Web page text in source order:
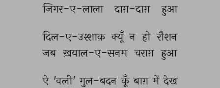
जिगर-ए-लाला
दाग़-दाग़ हुआ
दिल-ए-उश्शाक़ क्यूँ न हो रौशन
जब ख़याल-ए-सनम चराग़ हुआ
ऐ 'वली' गुल-बदन कूँ बाग़ में देख